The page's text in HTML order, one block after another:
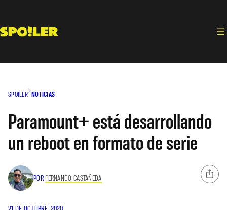
contenido
SPOILER NOTICIAS
Paramount+ está desarrollando
un reboot en formato de serie
POR FERNANDO CASTAÑEDA